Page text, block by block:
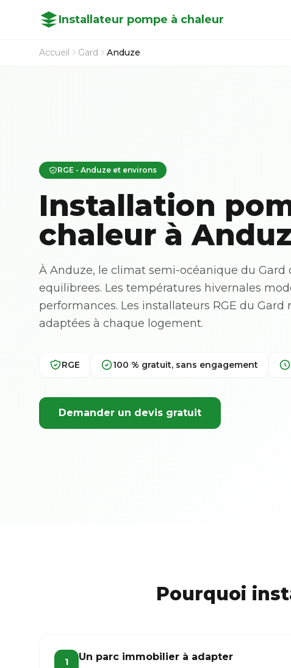
Installateur pompe à chaleur
Accueil Gard Anduze
RGE - Anduze et environs
Installation
chaleur à
À Anduze, le climat semi-océanique du Gard
equilibrees. Les températures hivernales
performances. Les installateurs RGE du
adaptées à chaque logement.
RGE 100 % gratuit, sans engagement
Demander un devis gratuit
Pourquoi
1 Un parc immobilier à adapter